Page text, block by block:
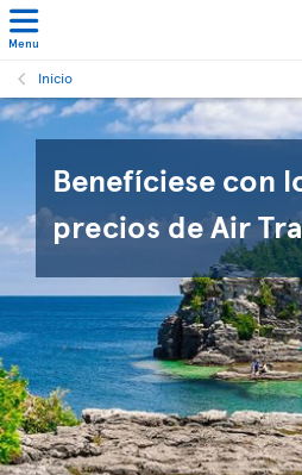
Menu
Inicio
Benefíciese con
precios de Air